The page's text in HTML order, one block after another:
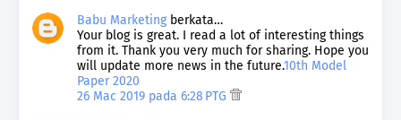
Babu Marketing berkata…
Your blog is great. I read a lot of interesting things
from it. Thank you very much for sharing. Hope you
will update more news in the future.10th Model
Paper 2020
26 Mac 2019 pada 6:28 PTG